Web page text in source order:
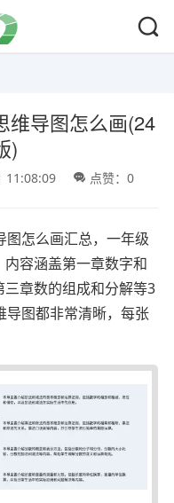
维导图怎么画(24
)
11:08:09 点赞：0
怎么画汇总，一年级
容涵盖第一章数字和
章数的组成和分解等3
导图都非常清晰，每张